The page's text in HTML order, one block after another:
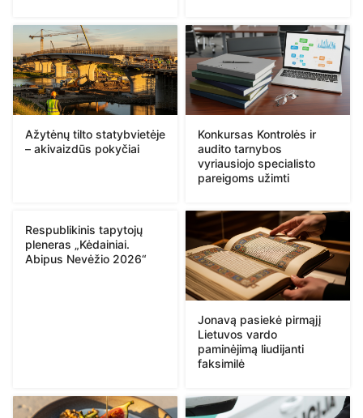
Ažytėnų tilto statybvietėje
– akivaizdūs pokyčiai
Konkursas Kontrolės ir
audito tarnybos
vyriausiojo specialisto
pareigoms užimti
Respublikinis tapytojų
pleneras „Kėdainiai.
Abipus Nevėžio 2026“
Jonavą pasiekė pirmąjį
Lietuvos vardo
paminėjimą liudijanti
faksimilė